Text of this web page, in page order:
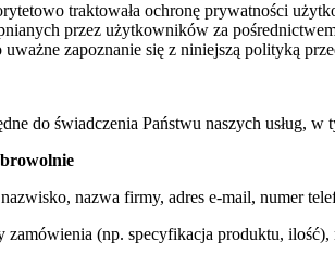
traktowała ochronę prywatności
przez użytkowników za
zapoznanie się z niniejszą polityką
do świadczenia Państwu naszych usług,
nazwa firmy, adres e-mail, numer
zamówienia (np. specyfikacja produktu,